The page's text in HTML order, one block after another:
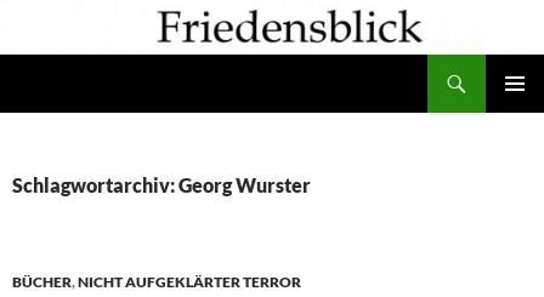
Schlagwortarchiv: Georg Wurster
BÜCHER,NICHT AUFGEKLÄRTER TERROR